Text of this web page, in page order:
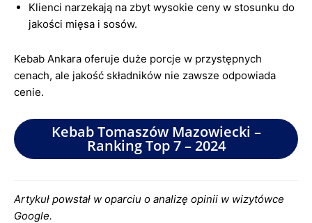
Klienci narzekają na zbyt wysokie ceny w stosunku do
jakości mięsa i sosów.
Kebab Ankara oferuje duże porcje w przystępnych
cenach, ale jakość składników nie zawsze odpowiada
cenie.
Kebab Tomaszów Mazowiecki –
Ranking Top 7 – 2024
Artykuł powstał w oparciu o analizę opinii w wizytówce
Google.